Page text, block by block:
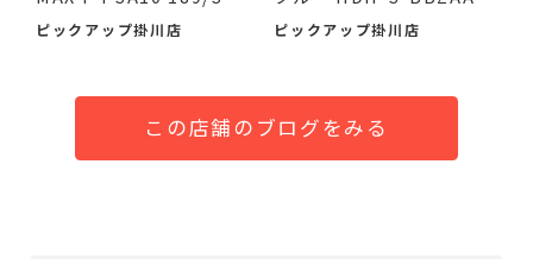
が...
ピックアップ掛川店
が！ 入...
ピックアップ掛川店
この店舗のブログをみる